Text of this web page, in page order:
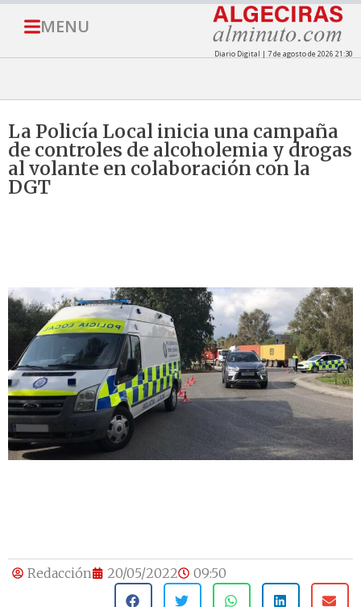
MENU
Diario Digital | 7 de agosto de 2026 21:30
La Policía Local inicia una campaña
de controles de alcoholemia y drogas
al volante en colaboración con la
DGT
Redacción 20/05/2022 09:50